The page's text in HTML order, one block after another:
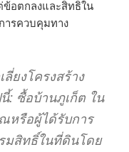
อตกลงและสิทธิใน
ารควบคุมทาง
ยงโครงสร้าง
: ซื้อบ้านภูเก็ต ใน
รือผู้ได้รับการ
มสิทธิ์ในที่ดินโดย